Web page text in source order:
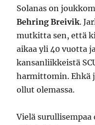
Solanas on
Behring Breivik.
mutkitta sen, että
aikaa yli 40 vuotta
kansanliikkeistä
harmittomin. Ehkä
ollut olemassa.
Vielä surullisempaa